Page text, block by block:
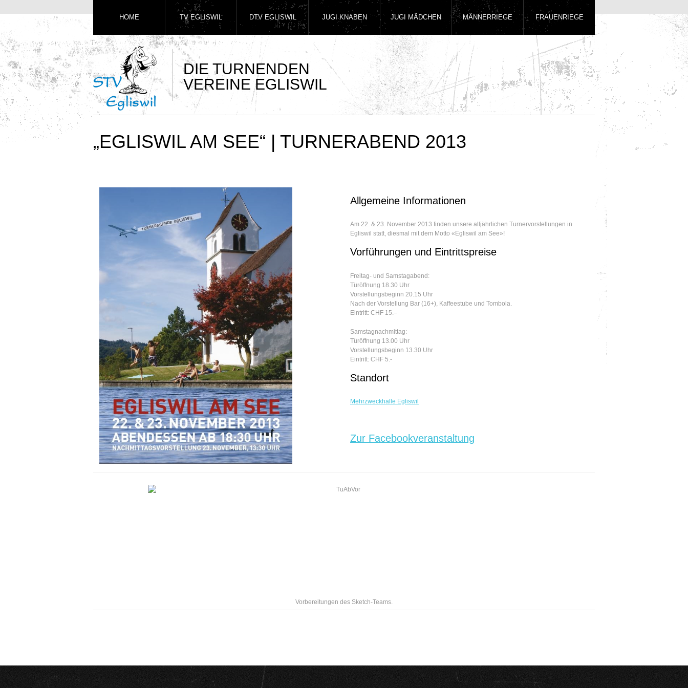
DIE TURNENDEN
VEREINE EGLISWIL
HOME TV EGLISWIL DTV EGLISWIL JUGI KNABEN JUGI MÄDCHEN MÄNNERRIEGE FRAUENRIEGE
„EGLISWIL AM SEE“ | TURNERABEND 2013
Allgemeine Informationen
Am 22. & 23. November 2013 finden unsere alljährlichen Turnervorstellungen in
Egliswil statt, diesmal mit dem Motto «Egliswil am See»!
Vorführungen und Eintrittspreise
Freitag- und Samstagabend:
Türöffnung 18.30 Uhr
Vorstellungsbeginn 20.15 Uhr
Nach der Vorstellung Bar (16+), Kaffeestube und Tombola.
Eintritt: CHF 15.–
Samstagnachmittag:
Türöffnung 13.00 Uhr
Vorstellungsbeginn 13.30 Uhr
Eintritt: CHF 5.-
Standort
Mehrzweckhalle Egliswil
Zur Facebookveranstaltung
Vorbereitungen des Sketch-Teams.